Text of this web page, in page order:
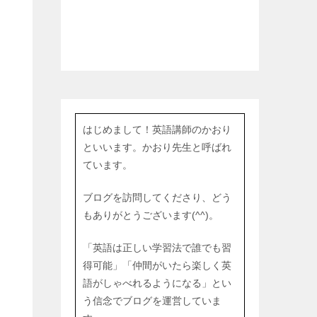
はじめまして！英語講師のかおり
といいます。かおり先生と呼ばれ
ています。
ブログを訪問してくださり、どう
もありがとうございます(^^)。
「英語は正しい学習法で誰でも習
得可能」「仲間がいたら楽しく英
語がしゃべれるようになる」とい
う信念でブログを運営していま